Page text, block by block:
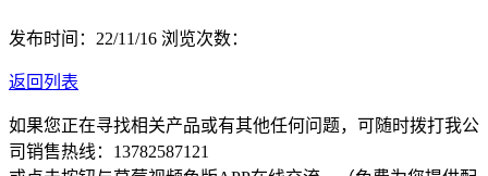
发布时间：22/11/16 浏览次数：
返回列表
如果您正在寻找相关产品或有其他任何问题，可随时拨打我公
司销售热线： 13782587121